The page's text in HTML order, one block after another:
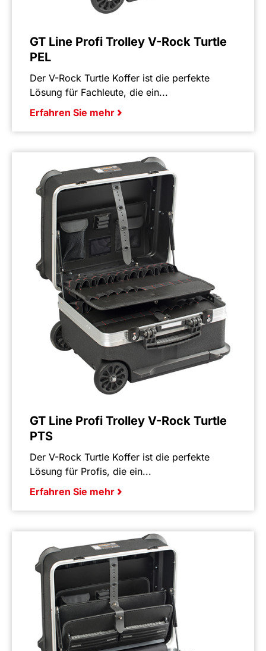
GT Line Profi Trolley V-Rock Turtle
PEL
Der V-Rock Turtle Koffer ist die perfekte
Lösung für Fachleute, die ein...
Erfahren Sie mehr
GT Line Profi Trolley V-Rock Turtle
PTS
Der V-Rock Turtle Koffer ist die perfekte
Lösung für Profis, die ein...
Erfahren Sie mehr